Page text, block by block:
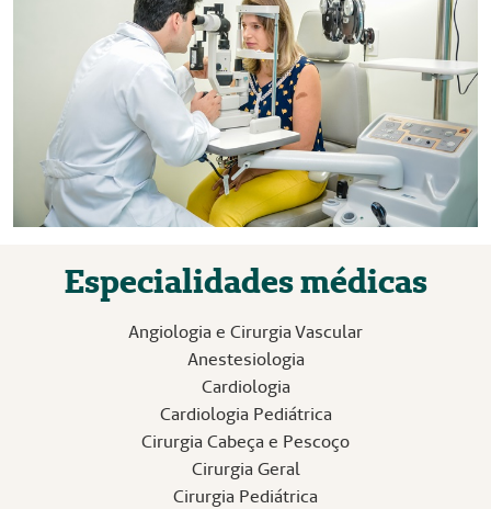
Especialidades médicas
Angiologia e Cirurgia Vascular
Anestesiologia
Cardiologia
Cardiologia Pediátrica
Cirurgia Cabeça e Pescoço
Cirurgia Geral
Cirurgia Pediátrica